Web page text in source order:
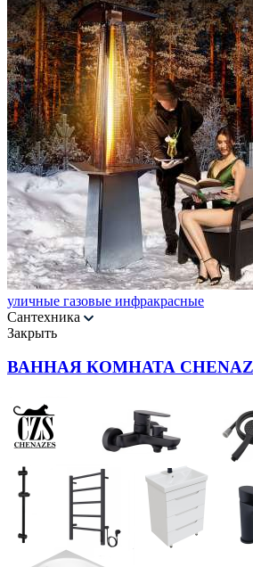
уличные газовые инфракрасные
Сантехника
Закрыть
ВАННАЯ КОМНАТА